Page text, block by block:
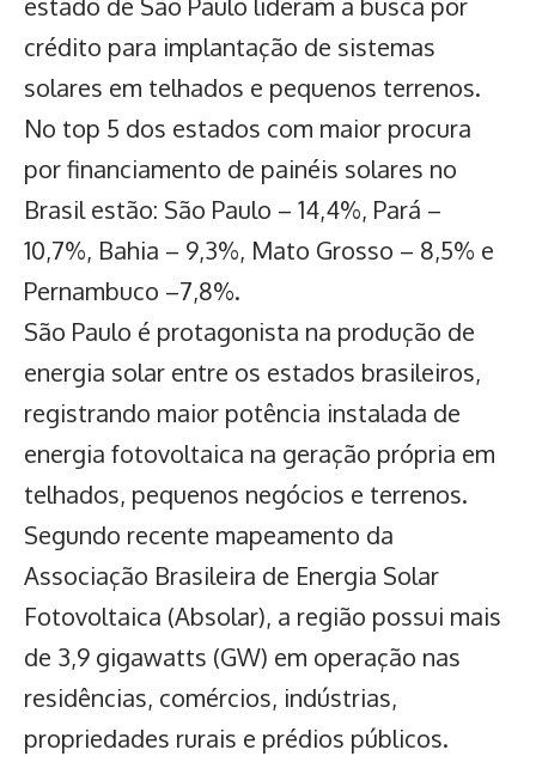
estado de São Paulo lideram a busca por
crédito para implantação de sistemas
solares em telhados e pequenos terrenos.
No top 5 dos estados com maior procura
porfinanciamento de painéis solares no
Brasil estão: São Paulo – 14,4%, Pará –
10,7%, Bahia – 9,3%, Mato Grosso – 8,5% e
Pernambuco –7,8%.
São Paulo é protagonista na produção de
energia solar entre os estados brasileiros,
registrando maior potência instalada de
energia fotovoltaica na geração própria em
telhados, pequenos negócios e terrenos.
Segundo recente mapeamento da
Associação Brasileira de Energia Solar
Fotovoltaica (Absolar), a região possui mais
de 3,9 gigawatts (GW) em operação nas
residências, comércios, indústrias,
propriedades rurais e prédios públicos.